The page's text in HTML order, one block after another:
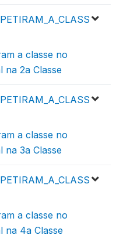
a classe no
na 2a Classe
a classe no
na 3a Classe
a classe no
na 4a Classe